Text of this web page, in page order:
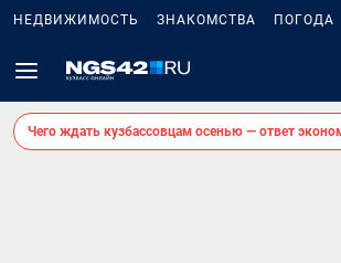
НЕДВИЖИМОСТЬ ЗНАКОМСТВА ПОГОДА
Чего ждать кузбассовцам осенью — ответ